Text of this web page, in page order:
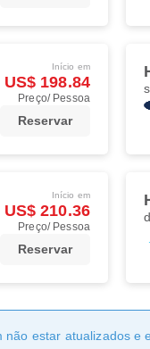
Início em
US$ 198.84
Preço/ Pessoa
Reservar
Início em
US$ 210.36
Preço/ Pessoa
Reservar
estar atualizados